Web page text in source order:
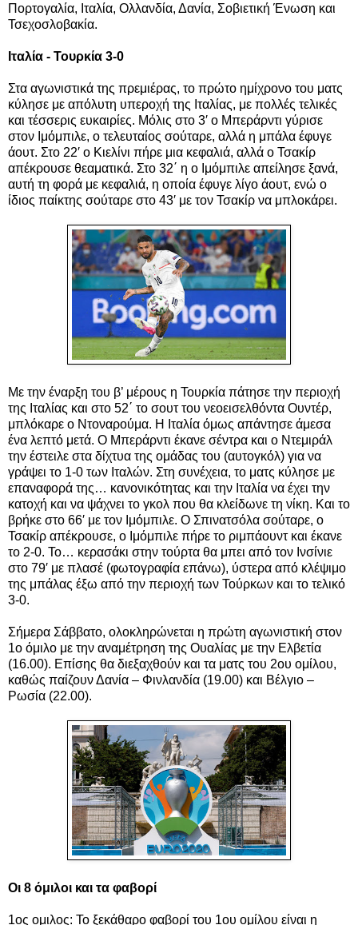
Πορτογαλία, Ιταλία, Ολλανδία, Δανία, Σοβιετική Ένωση και
Τσεχοσλοβακία.
Ιταλία - Τουρκία 3-0
Στα αγωνιστικά της πρεμιέρας, το πρώτο ημίχρονο του ματς
κύλησε με απόλυτη υπεροχή της Ιταλίας, με πολλές τελικές
και τέσσερις ευκαιρίες. Μόλις στο 3′ ο Μπεράρντι γύρισε
στον Ιμόμπιλε, ο τελευταίος σούταρε, αλλά η μπάλα έφυγε
άουτ. Στο 22′ ο Κιελίνι πήρε μια κεφαλιά, αλλά ο Τσακίρ
απέκρουσε θεαματικά. Στο 32΄ η ο Ιμόμπιλε απείλησε ξανά,
αυτή τη φορά με κεφαλιά, η οποία έφυγε λίγο άουτ, ενώ ο
ίδιος παίκτης σούταρε στο 43′ με τον Τσακίρ να μπλοκάρει.
Με την έναρξη του β’ μέρους η Τουρκία πάτησε την περιοχή
της Ιταλίας και στο 52΄ το σουτ του νεοεισελθόντα Ουντέρ,
μπλόκαρε ο Ντοναρούμα. Η Ιταλία όμως απάντησε άμεσα
ένα λεπτό μετά. Ο Μπεράρντι έκανε σέντρα και ο Ντεμιράλ
την έστειλε στα δίχτυα της ομάδας του (αυτογκόλ) για να
γράψει το 1-0 των Ιταλών. Στη συνέχεια, το ματς κύλησε με
επαναφορά της… κανονικότητας και την Ιταλία να έχει την
κατοχή και να ψάχνει το γκολ που θα κλείδωνε τη νίκη. Και το
βρήκε στο 66′ με τον Ιμόμπιλε. Ο Σπινατσόλα σούταρε, ο
Τσακίρ απέκρουσε, ο Ιμόμπιλε πήρε το ριμπάουντ και έκανε
το 2-0. Το… κερασάκι στην τούρτα θα μπει από τον Ινσίνιε
στο 79′ με πλασέ (φωτογραφία επάνω), ύστερα από κλέψιμο
της μπάλας έξω από την περιοχή των Τούρκων και το τελικό
3-0.
Σήμερα Σάββατο, ολοκληρώνεται η πρώτη αγωνιστική στον
1ο όμιλο με την αναμέτρηση της Ουαλίας με την Ελβετία
(16.00). Επίσης θα διεξαχθούν και τα ματς του 2ου ομίλου,
καθώς παίζουν Δανία – Φινλανδία (19.00) και Βέλγιο –
Ρωσία (22.00).
Οι 8 όμιλοι και τα φαβορί
1ος ομιλος: Το ξεκάθαρο φαβορί του 1ου ομίλου είναι η